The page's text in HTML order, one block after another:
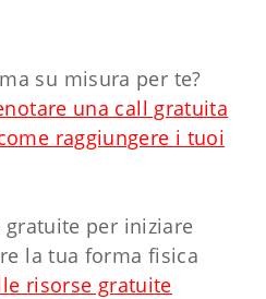
su misura per te?
una call gratuita
raggiungere i tuoi
gratuite per iniziare
la tua forma fisica
risorse gratuite